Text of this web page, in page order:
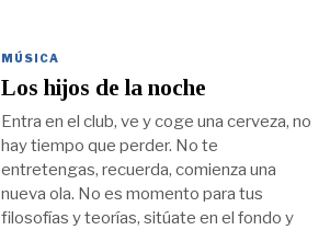
MÚSICA
Los hijos de la noche
Entra en el club, ve y coge una cerveza, no
hay tiempo que perder. No te
entretengas, recuerda, comienza una
nueva ola. No es momento para tus
filosofías y teorías, sitúate en el fondo y